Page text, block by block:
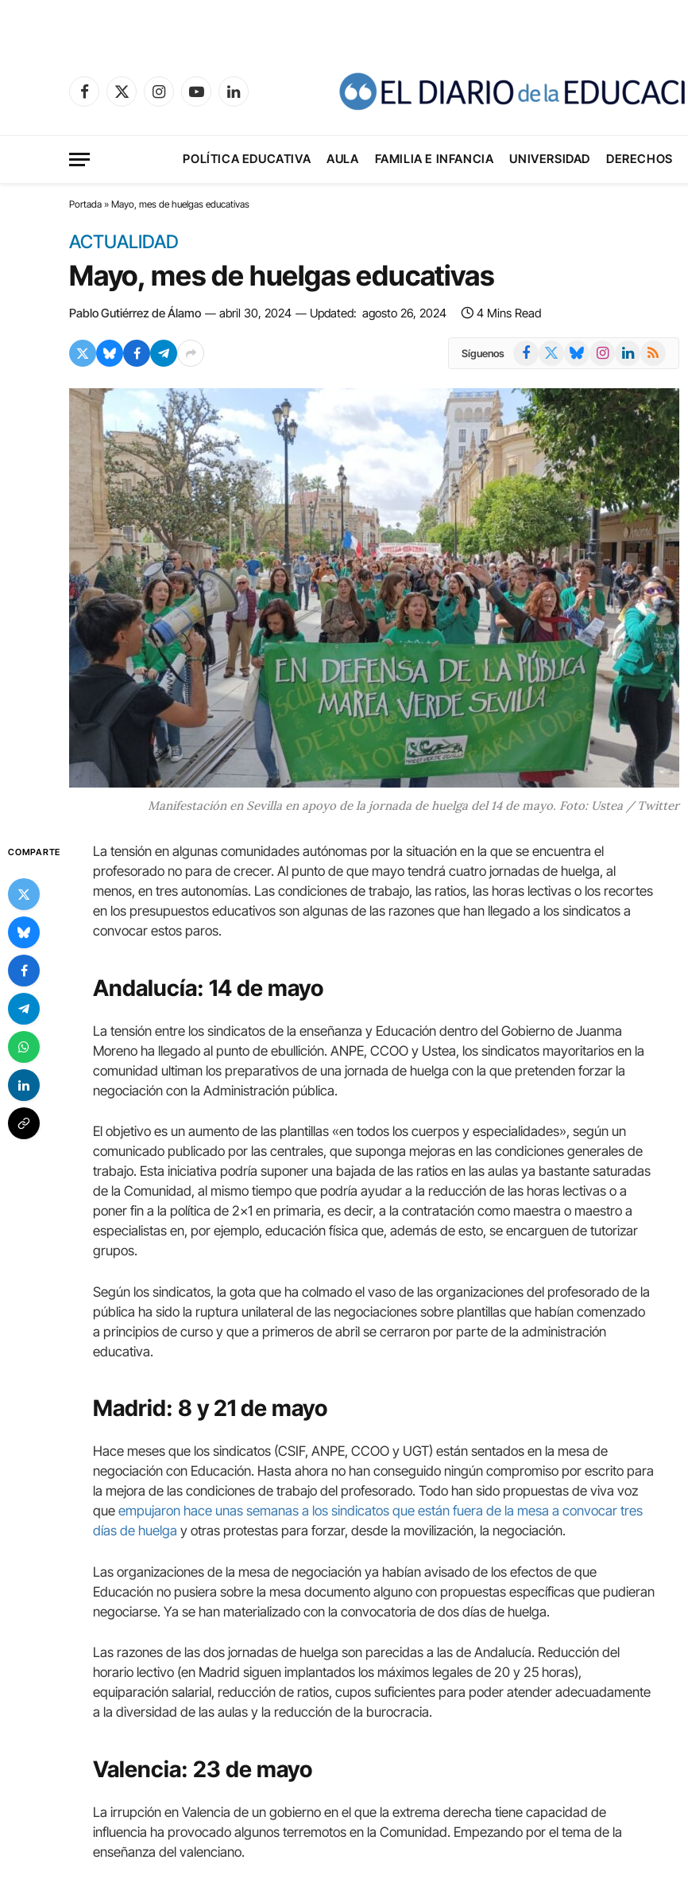
Facebook
X
InstagramYouTubeLinkedIn
POLÍTICA EDUCATIVA AULA FAMILIA E INFANCIA UNIVERSIDAD DERECHOS
Portada » Mayo, mes de huelgas educativas
ACTUALIDAD
Mayo, mes de huelgas educativas
Pablo Gutiérrez de Álamo abril 30, 2024 Updated: agosto 26, 2024 4 Mins Read
Síguenos Facebook BlueskyInstagramLinkedIn
RSS
Manifestación en Sevilla en apoyo de la jornada de huelga del 14 de mayo. Foto: Ustea / Twitter
COMPARTE
La tensión en algunas comunidades autónomas por la situación en la que se encuentra el
profesorado no para de crecer. Al punto de que mayo tendrá cuatro jornadas de huelga, al
menos, en tres autonomías. Las condiciones de trabajo, las ratios, las horas lectivas o los recortes
en los presupuestos educativos son algunas de las razones que han llegado a los sindicatos a
convocar estos paros.
Andalucía: 14 de mayo
La tensión entre los sindicatos de la enseñanza y Educación dentro del Gobierno de Juanma
Moreno ha llegado al punto de ebullición. ANPE, CCOO y Ustea, los sindicatos mayoritarios en la
comunidad ultiman los preparativos de una jornada de huelga con la que pretenden forzar la
negociación con la Administración pública.
El objetivo es un aumento de las plantillas «en todos los cuerpos y especialidades», según un
comunicado publicado por las centrales, que suponga mejoras en las condiciones generales de
trabajo. Esta iniciativa podría suponer una bajada de las ratios en las aulas ya bastante saturadas
de la Comunidad, al mismo tiempo que podría ayudar a la reducción de las horas lectivas o a
poner fin a la política de 2×1 en primaria, es decir, a la contratación como maestra o maestro a
especialistas en, por ejemplo, educación física que, además de esto, se encarguen de tutorizar
grupos.
Según los sindicatos, la gota que ha colmado el vaso de las organizaciones del profesorado de la
pública ha sido la ruptura unilateral de las negociaciones sobre plantillas que habían comenzado
a principios de curso y que a primeros de abril se cerraron por parte de la administración
educativa.
Madrid: 8 y 21 de mayo
Hace meses que los sindicatos (CSIF, ANPE, CCOO y UGT) están sentados en la mesa de
negociación con Educación. Hasta ahora no han conseguido ningún compromiso por escrito para
la mejora de las condiciones de trabajo del profesorado. Todo han sido propuestas de viva voz
queempujaron hace unas semanas a los sindicatos que están fuera de la mesa a convocar tres
días de huelga y otras protestas para forzar, desde la movilización, la negociación.
Las organizaciones de la mesa de negociación ya habían avisado de los efectos de que
Educación no pusiera sobre la mesa documento alguno con propuestas específicas que pudieran
negociarse. Ya se han materializado con la convocatoria de dos días de huelga.
Las razones de las dos jornadas de huelga son parecidas a las de Andalucía. Reducción del
horario lectivo (en Madrid siguen implantados los máximos legales de 20 y 25 horas),
equiparación salarial, reducción de ratios, cupos suficientes para poder atender adecuadamente
a la diversidad de las aulas y la reducción de la burocracia.
Valencia: 23 de mayo
La irrupción en Valencia de un gobierno en el que la extrema derecha tiene capacidad de
influencia ha provocado algunos terremotos en la Comunidad. Empezando por el tema de la
enseñanza del valenciano.